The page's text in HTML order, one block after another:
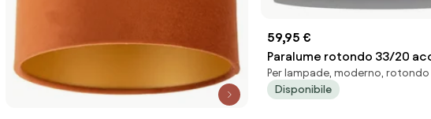
59,95 €
Paralume rotondo 33/20
Globe
Per lampade, moderno, rotondo
Disponibile